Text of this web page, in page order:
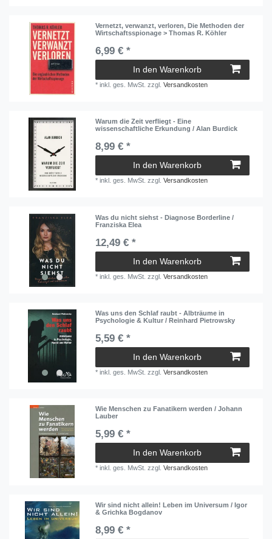
Vernetzt, verwanzt, verloren, Die Methoden der
Wirtschaftsspionage > Thomas R. Köhler
6,99 € *
In den Warenkorb
*inkl. ges. MwSt. zzgl.Versandkosten
Warum die Zeit verfliegt - Eine
wissenschaftliche Erkundung / Alan Burdick
8,99 € *
In den Warenkorb
*inkl. ges. MwSt. zzgl.Versandkosten
Was du nicht siehst - Diagnose Borderline /
Franziska Elea
12,49 € *
In den Warenkorb
*inkl. ges. MwSt. zzgl.Versandkosten
Was uns den Schlaf raubt - Albträume in
Psychologie & Kultur / Reinhard Pietrowsky
5,59 € *
In den Warenkorb
*inkl. ges. MwSt. zzgl.Versandkosten
Wie Menschen zu Fanatikern werden / Johann
Lauber
5,99 € *
In den Warenkorb
*inkl. ges. MwSt. zzgl.Versandkosten
Wir sind nicht allein! Leben im Universum / Igor
& Grichka Bogdanov
8,99 € *